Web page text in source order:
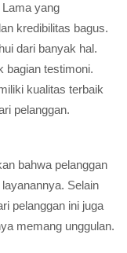
yang
kredibilitas bagus.
dari banyak hal.
bagian testimoni.
kualitas terbaik
pelanggan.
bahwa pelanggan
Selain
pelanggan ini juga
memang unggulan.